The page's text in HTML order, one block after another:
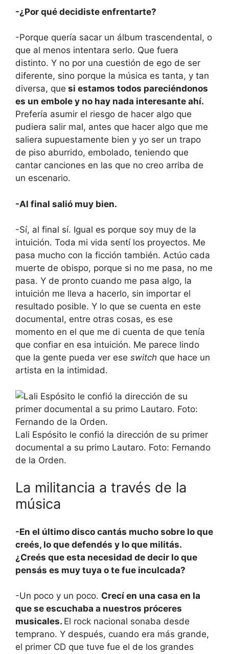
-¿Por qué decidiste enfrentarte?
-Porque quería sacar un álbum trascendental, o
que al menos intentara serlo. Que fuera
distinto. Y no por una cuestión de ego de ser
diferente, sino porque la música es tanta, y tan
diversa, que si estamos todos pareciéndonos
es un embole y no hay nada interesante ahí.
Prefería asumir el riesgo de hacer algo que
pudiera salir mal, antes que hacer algo que me
saliera supuestamente bien y yo ser un trapo
de piso aburrido, embolado, teniendo que
cantar canciones en las que no creo arriba de
un escenario.
-Al final salió muy bien.
-Sí, al final sí. Igual es porque soy muy de la
intuición. Toda mi vida sentí los proyectos. Me
pasa mucho con la ficción también. Actúo cada
muerte de obispo, porque si no me pasa, no me
pasa. Y de pronto cuando me pasa algo, la
intuición me lleva a hacerlo, sin importar el
resultado posible. Y lo que se cuenta en este
documental, entre otras cosas, es ese
momento en el que me di cuenta de que tenía
que confiar en esa intuición. Me parece lindo
que la gente pueda ver ese switch que hace un
artista en la intimidad.
Lali Espósito le confió la dirección de su primer
documental a su primo Lautaro. Foto: Fernando
de la Orden.
La militancia a través de la
música
-En el último disco cantás mucho sobre lo que
creés, lo que defendés y lo que militás.
¿Creés que esta necesidad de decir lo que
pensás es muy tuya o te fue inculcada?
-Un poco y un poco. Crecí en una casa en la
que se escuchaba a nuestros próceres
musicales. El rock nacional sonaba desde
temprano. Y después, cuando era más grande,
el primer CD que tuve fue el de los grandes